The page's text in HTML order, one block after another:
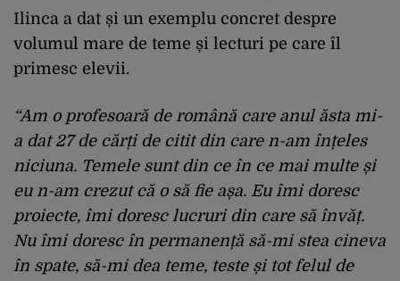
Ilinca a dat și un exemplu concret despre
volumul mare de teme și lecturi pe care îl
primesc elevii.
“Am o profesoară de română care anul ăsta mi-
a dat 27 de cărți de citit din care n-am înțeles
niciuna. Temele sunt din ce în ce mai multe și
eu n-am crezut că o să fie așa. Eu îmi doresc
proiecte, îmi doresc lucruri din care să învăț.
Nu îmi doresc în permanență să-mi stea cineva
în spate, să-mi dea teme, teste și tot felul de